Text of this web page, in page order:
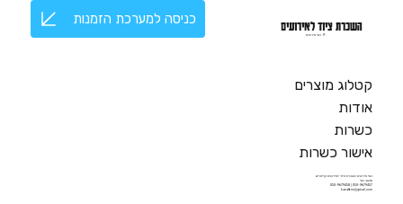
השכרת ציוד לאירועים
© כנף אירועים
כניסה למערכת הזמנות
כנף אירועים השכרת ציוד לאירועים וקייטרינג
מושב כנף
050-9679457 | 050-9679458
kanafbiro@gmail.com
קטלוג מוצרים
אודות
כשרות
אישור כשרות